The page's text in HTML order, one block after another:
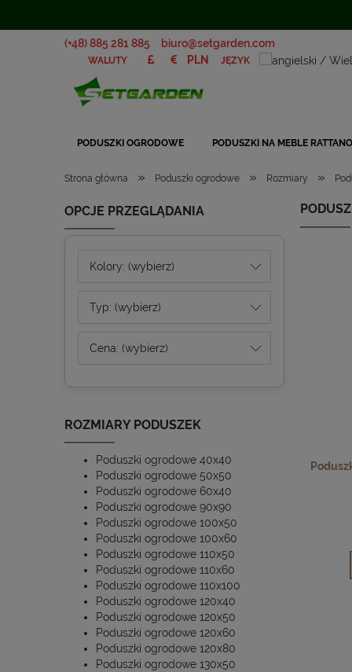
(+48) 885 281 885 biuro@setgarden.com
JĘZYK
WALUTY
PODUSZKI OGRODOWE PODUSZKI NA MEBLE
Strona główna » Poduszki ogrodowe » Rozmiary »
OPCJE PRZEGLĄDANIA
Kolory: (wybierz)
Typ: (wybierz)
Cena: (wybierz)
ROZMIARY PODUSZEK
Poduszki ogrodowe 40x40
Poduszki ogrodowe 50x50
Poduszki ogrodowe 60x40
Poduszki ogrodowe 90x90
Poduszki ogrodowe 100x50
Poduszki ogrodowe 100x60
Poduszki ogrodowe 110x50
Poduszki ogrodowe 110x60
Poduszki ogrodowe 110x100
Poduszki ogrodowe 120x40
Poduszki ogrodowe 120x50
Poduszki ogrodowe 120x60
Poduszki ogrodowe 120x80
Poduszki ogrodowe 130x50